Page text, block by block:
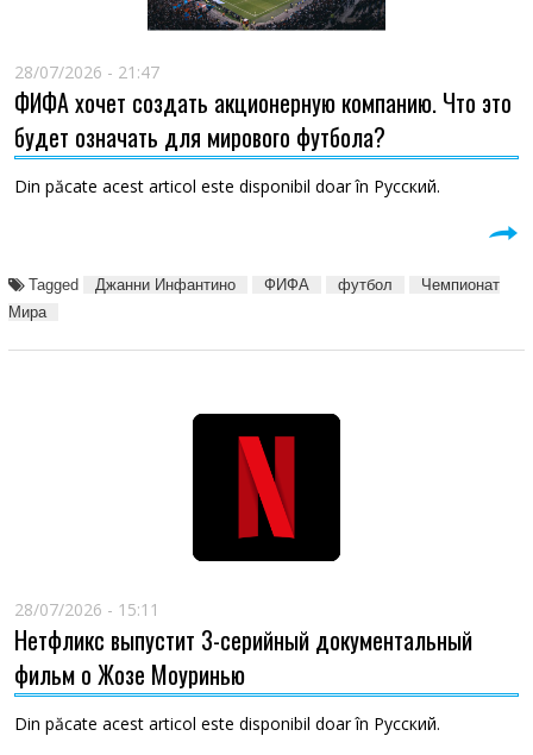
28/07/2026 - 21:47
ФИФА хочет создать акционерную компанию. Что это
будет означать для мирового футбола?
Din păcate acest articol este disponibil doar în Русский.
Tagged Джанни Инфантино ФИФА футбол
Чемпионат
Мира
28/07/2026 - 15:11
Нетфликс выпустит 3-серийный документальный
фильм о Жозе Моуринью
Din păcate acest articol este disponibil doar în Русский.